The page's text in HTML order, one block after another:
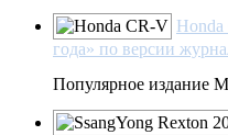
года» по версии
Популярное издание